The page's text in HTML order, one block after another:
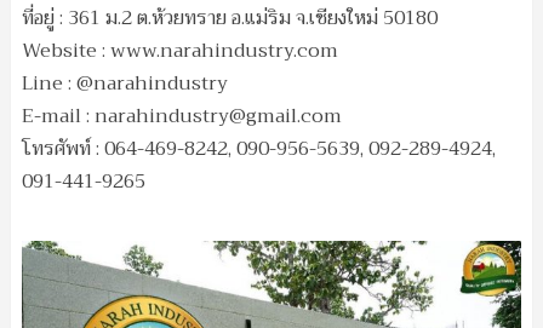
ที่อยู่ : 361 ม.2 ต.ห้วยทราย อ.แม่ริม จ.เชียงใหม่ 50180
Website : www.narahindustry.com
Line : @narahindustry
E-mail :narahindustry@gmail.com
โทรศัพท์ : 064-469-8242, 090-956-5639, 092-289-4924,
091-441-9265